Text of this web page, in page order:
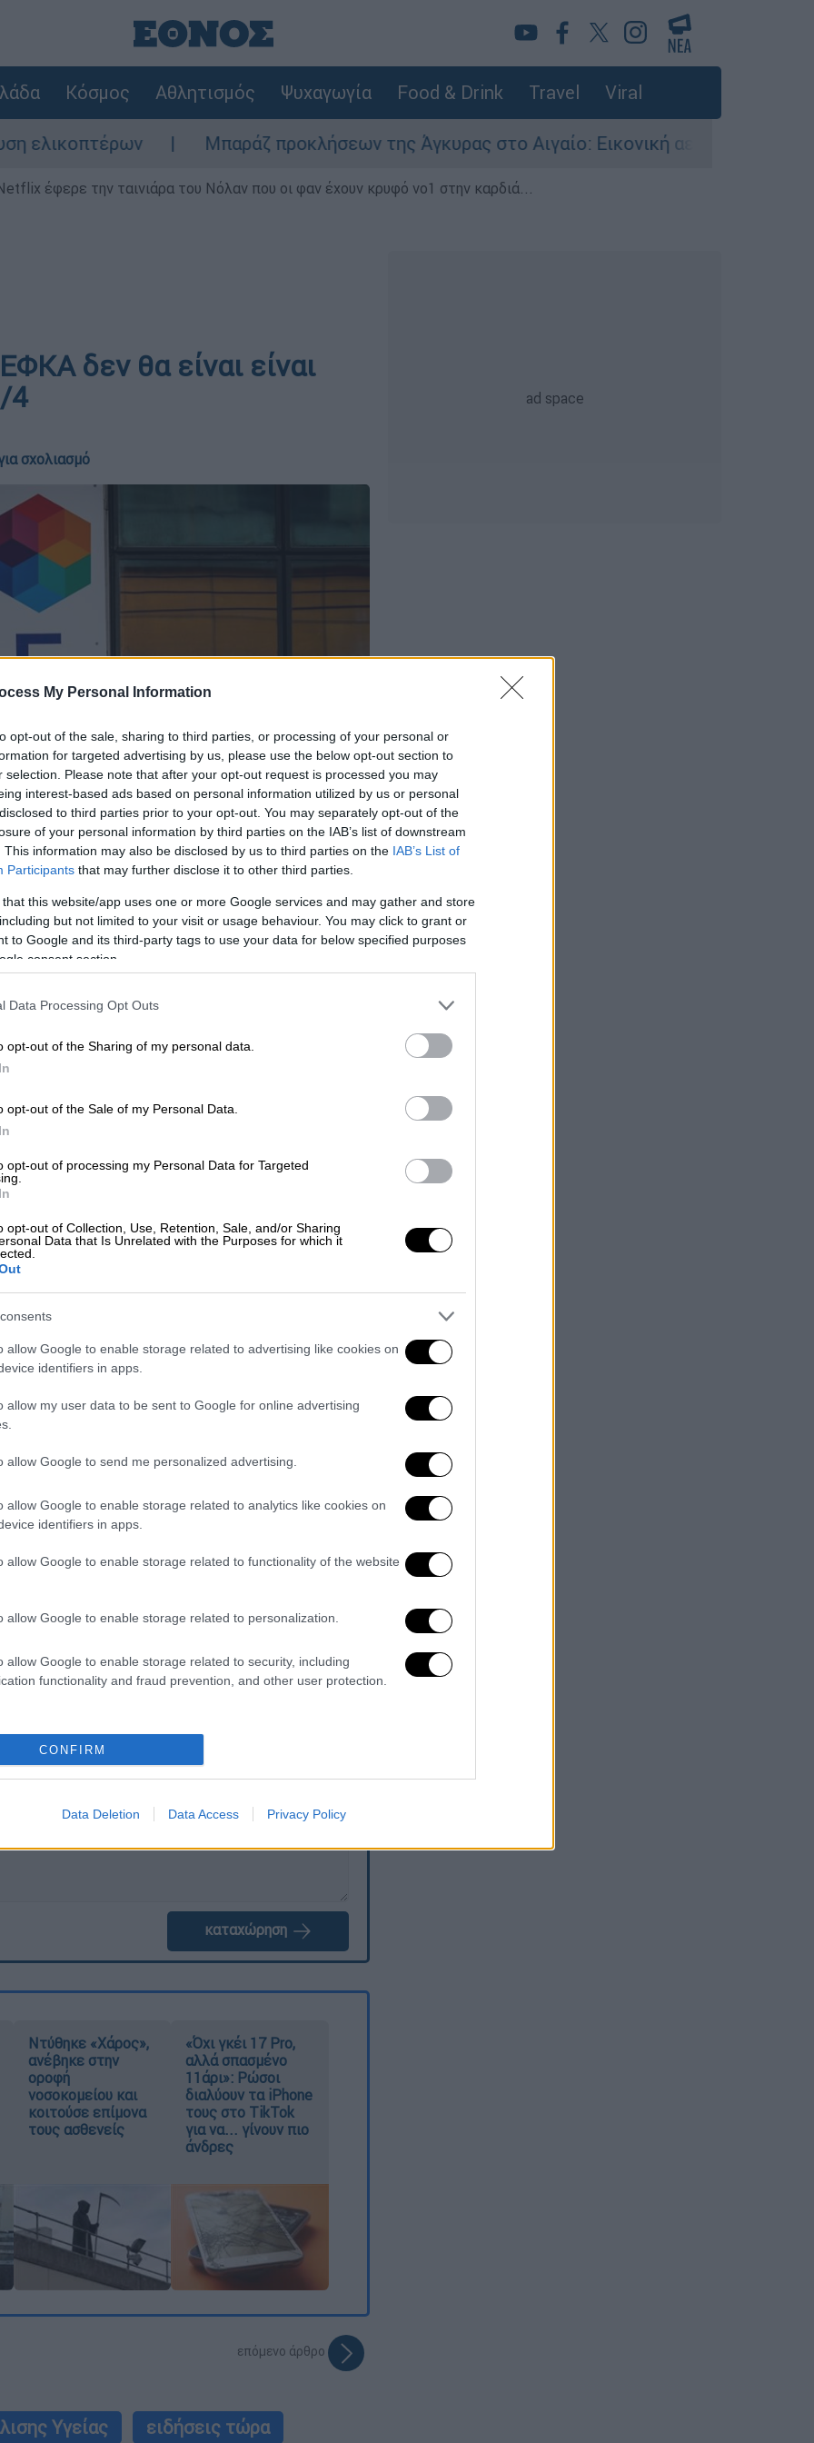
My Personal Information
opt-out of the sale, sharing to third parties, or processing of your personal or
for targeted advertising by us, please use the below opt-out section to
selection. Please note that after your opt-out request is processed you may
interest-based ads based on personal information utilized by us or personal
to third parties prior to your opt-out. You may separately opt-out of the
of your personal information by third parties on the IAB’s list of downstream
This information may also be disclosed by us to third parties on the IAB’s List of
Participants that may further disclose it to other third parties.
that this website/app uses one or more Google services and may gather and store
but not limited to your visit or usage behaviour. You may click to grant or
to Google and its third-party tags to use your data for below specified purposes
consent section.
Data Processing Opt Outs
opt-out of the Sharing of my personal data.
opt-out of the Sale of my Personal Data.
opt-out of processing my Personal Data for Targeted
opt-out of Collection, Use, Retention, Sale, and/or Sharing
Data that Is Unrelated with the Purposes for which it
allow Google to enable storage related to advertising like cookies on
identifiers in apps.
allow my user data to be sent to Google for online advertising
allow Google to send me personalized advertising.
allow Google to enable storage related to analytics like cookies on
identifiers in apps.
allow Google to enable storage related to functionality of the website
allow Google to enable storage related to personalization.
allow Google to enable storage related to security, including
functionality and fraud prevention, and other user protection.
CONFIRM
Data Deletion Data Access Privacy Policy
Κόσμος Αθλητισμός Ψυχαγωγία Food & Drink Travel Viral
Μπαράζ προκλήσεων της Άγκυρας στο Αιγαίο: Εικονική αερομαχία ανάμεσα σε
έφερε την ταινιάρα του Νόλαν που οι φαν έχουν κρυφό νο1 στην καρδιά...
δεν θα είναι είναι
4
σχολιασμό
ηλεκτρονικών υπηρεσιών
πλαίσιο της μετάπτωσης των
στο νέο
τις 20/04, δεν θα είναι διαθέσιμες οι
ανοίξει τελικά η πλατφόρμα για
ευρώ
πληθωρισμός 3,5% το 2026 - Τρία
Ευρωπαϊκής Κάρτας Ασφάλισης Ασθενείας
στα έμμεσα ασφαλισμένα μέλη
η διακοπή αυτή
λειτουργίας του νέου Πληροφοριακού
της ποιότητας των παρεχόμενων
ΕΘΝΟΣ θα παρεμβαίνει και τα προσβλητικά σχόλια θα
καταχώρηση
Ντύθηκε «Χάρος»,
ανέβηκε στην
οροφή
νοσοκομείου και
κοιτούσε επίμονα
τους ασθενείς
«Όχι γκέι 17 Pro,
αλλά σπασμένο
11άρι»: Ρώσοι
διαλύουν τα iPhone
τους στο TikTok
για να... γίνουν πιο
άνδρες
επόμενο άρθρο
Υγείας ειδήσεις τώρα